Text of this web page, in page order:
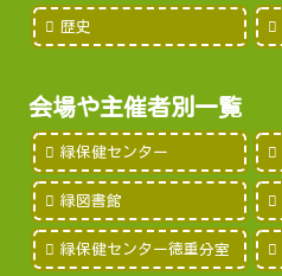
歴史
会場や主催者別一覧
緑保健センター
緑図書館
緑保健センター徳重分室